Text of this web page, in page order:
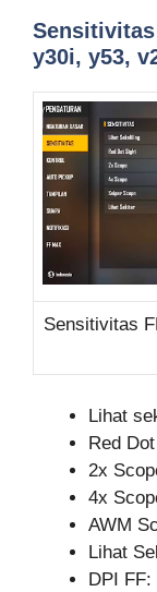
Sensitivitas
y30i, y53,
Sensitivitas
Lihat
Red
2x
4x
AWM
Lihat
DPI FF: